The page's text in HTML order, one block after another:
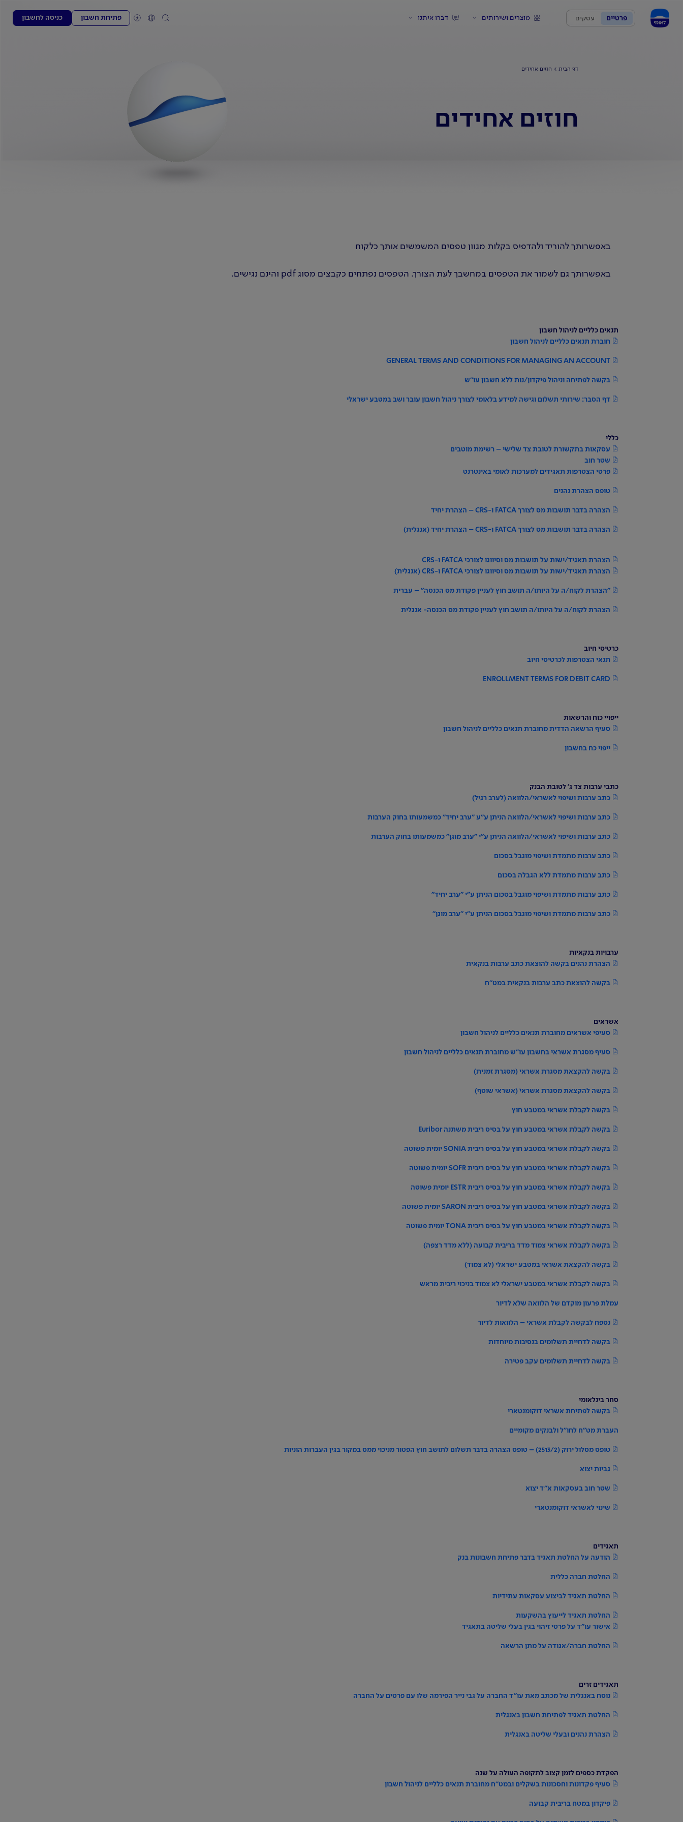
פרטיים עסקים מוצרים ושירותים דברו איתנו פתיחת חשבון כניסה לחשבון
דף הבית חוזים אחידים
חוזים אחידים
באפשרותך להוריד ולהדפיס בקלות מגוון טפסים המשמשים אותך כלקוח
באפשרותך גם לשמור את הטפסים במחשבך לעת הצורך. הטפסים נפתחים כקבצים מסוג pdf והינם נגישים.
תנאים כלליים לניהול חשבון
חוברת תנאים כלליים לניהול חשבון
GENERAL TERMS AND CONDITIONS FOR MANAGING AN ACCOUNT
בקשה לפתיחה וניהול פיקדון/נות ללא חשבון עו"ש
דף הסבר: שירותי תשלום וגישה למידע בלאומי לצורך ניהול חשבון עובר ושב במטבע ישראלי
כללי
עסקאות בתקשורת לטובת צד שלישי – רשימת מוטבים
שטר חוב
פרטי הצטרפות תאגידים למערכות לאומי באינטרנט
טופס הצהרת נהנים
הצהרה בדבר תושבות מס לצורך FATCA ו-CRS – הצהרת יחיד
הצהרה בדבר תושבות מס לצורך FATCA ו-CRS – הצהרת יחיד (אנגלית)
הצהרת תאגיד/ישות על תושבות מס וסיווגו לצורכי FATCA ו-CRS
הצהרת תאגיד/ישות על תושבות מס וסיווגו לצורכי FATCA ו-CRS (אנגלית)
"הצהרת לקוח/ה על היותו/ה תושב חוץ לעניין פקודת מס הכנסה" – עברית
הצהרת לקוח/ה על היותו/ה תושב חוץ לעניין פקודת מס הכנסה- אנגלית
כרטיסי חיוב
תנאי הצטרפות לכרטיסי חיוב
ENROLLMENT TERMS FOR DEBIT CARD
ייפויי כוח והרשאות
סעיף הרשאה הדדית מחוברת תנאים כלליים לניהול חשבון
ייפוי כח בחשבון
כתבי ערבות צד ג' לטובת הבנק
כתב ערבות ושיפוי לאשראי/הלוואה (לערב רגיל)
כתב ערבות ושיפוי לאשראי/הלוואה הניתן ע"ע "ערב יחיד" כמשמעותו בחוק הערבות
כתב ערבות ושיפוי לאשראי/הלוואה הניתן ע"י "ערב מוגן" כמשמעותו בחוק הערבות
כתב ערבות מתמדת ושיפוי מוגבל בסכום
כתב ערבות מתמדת ללא הגבלה בסכום
כתב ערבות מתמדת ושיפוי מוגבל בסכום הניתן ע"י "ערב יחיד"
כתב ערבות מתמדת ושיפוי מוגבל בסכום הניתן ע"י "ערב מוגן"
ערבויות בנקאיות
הצהרת נהנים בקשה להוצאת כתב ערבות בנקאית
בקשה להוצאת כתב ערבות בנקאית במט"ח
אשראים
סעיפי אשראים מחוברת תנאים כלליים לניהול חשבון
סעיף מסגרת אשראי בחשבון עו"ש מחוברת תנאים כלליים לניהול חשבון
בקשה להקצאת מסגרת אשראי (מסגרת זמנית)
בקשה להקצאת מסגרת אשראי ׁ(אשראי שוטף)
בקשה לקבלת אשראי במטבע חוץ
בקשה לקבלת אשראי במטבע חוץ על בסיס ריבית משתנה Euribor
בקשה לקבלת אשראי במטבע חוץ על בסיס ריבית SONIA יומית פשוטה
בקשה לקבלת אשראי במטבע חוץ על בסיס ריבית SOFR יומית פשוטה
בקשה לקבלת אשראי במטבע חוץ על בסיס ריבית ESTR יומית פשוטה
בקשה לקבלת אשראי במטבע חוץ על בסיס ריבית SARON יומית פשוטה
בקשה לקבלת אשראי במטבע חוץ על בסיס ריבית TONA יומית פשוטה
בקשה לקבלת אשראי צמוד מדד בריבית קבועה (ללא מדד רצפה)
בקשה להקצאת אשראי במטבע ישראלי (לא צמוד)
בקשה לקבלת אשראי במטבע ישראלי לא צמוד בניכוי ריבית מראש
עמלת פרעון מוקדם של הלוואה שלא לדיור
נספח לבקשה לקבלת אשראי – הלוואות לדיור
בקשה לדחיית תשלומים בנסיבות מיוחדות
בקשה לדחיית תשלומים עקב פטירה
סחר בינלאומי
בקשה לפתיחת אשראי דוקומנטארי
העברת מט"ח לחו"ל ולבנקים מקומיים
טופס מסלול ירוק (2513/2) – טופס הצהרה בדבר תשלום לתושב חוץ הפטור מניכוי ממס במקור בגין העברות הוניות
גביות יצוא
שטר חוב בעסקאות א"ד יצוא
שינוי לאשראי דוקומנטארי
תאגידים
הודעה על החלטת תאגיד בדבר פתיחת חשבונות בנק
החלטת חברה כללית
החלטת תאגיד לביצוע עסקאות עתידיות
החלטת תאגיד לייעוץ בהשקעות
אישור עו"ד על פרטי זיהוי בגין בעלי שליטה בתאגיד
החלטת חברה/אגודה על מתן הרשאה
תאגידים זרים
נוסח באנגלית של מכתב מאת עו"ד החברה על גבי נייר הפירמה שלו עם פרטים על החברה
החלטת תאגיד לפתיחת חשבון באנגלית
הצהרת נהנים ובעלי שליטה באנגלית
הפקדת כספים לזמן קצוב לתקופה העולה על שנה
סעיף פקדונות וחסכונות בשקלים ובמט"ח מחוברת תנאים כלליים לניהול חשבון
פיקדון במטח בריבית קבועה